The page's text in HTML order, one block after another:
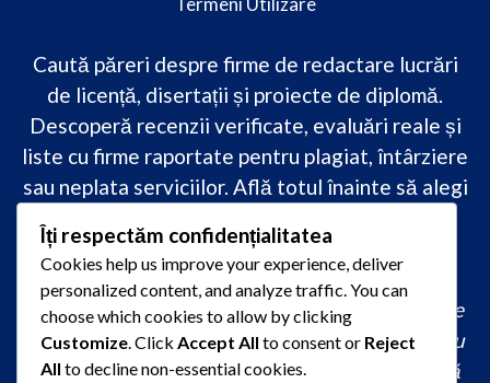
Caută păreri despre firme de redactare lucrări
de licență, disertații și proiecte de diplomă.
Descoperă recenzii verificate, evaluări reale și
liste cu firme raportate pentru plagiat, întârziere
sau neplata serviciilor. Află totul înainte să alegi
academicădoar pe PareriLucrareLicenta.ro.
comandă lucrare de licență originală, redactare
lucrare licență urgent, ajutor profesional pentru
licență, servicii redactare disertație ieftin, firmă
Îți respectăm confidențialitatea
Cookies help us improve your experience, deliver
personalized content, and analyze traffic. You can
choose which cookies to allow by clicking
Customize . Click Accept All to consent or Reject
All to decline non-essential cookies.